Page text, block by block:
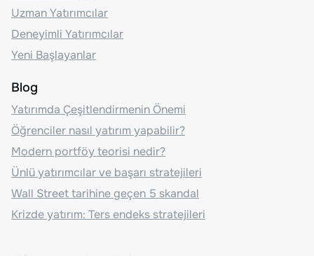
Uzman Yatırımcılar
Deneyimli Yatırımcılar
Yeni Başlayanlar
Blog
Yatırımda Çeşitlendirmenin Önemi
Öğrenciler nasıl yatırım yapabilir?
Modern portföy teorisi nedir?
Ünlü yatırımcılar ve başarı stratejileri
Wall Street tarihine geçen 5 skandal
Krizde yatırım: Ters endeks stratejileri